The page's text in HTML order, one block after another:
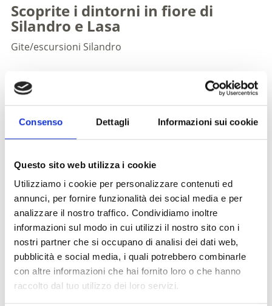
Consenso Dettagli Informazioni sui cookie
Questo sito web utilizza i cookie
Utilizziamo i cookie per personalizzare contenuti ed
annunci, per fornire funzionalità dei social media e per
analizzare il nostro traffico. Condividiamo inoltre
informazioni sul modo in cui utilizzi il nostro sito con i
nostri partner che si occupano di analisi dei dati web,
pubblicità e social media, i quali potrebbero combinarle
con altre informazioni che hai fornito loro o che hanno
raccolto dal tuo utilizzo dei loro servizi.
Scoprite i dintorni in fiore di
Silandro e Lasa
Gite/escursioni Silandro
Questa escursione guidata è perfetta per grandi e
piccini e offre un'opportunità ideale per godersi la